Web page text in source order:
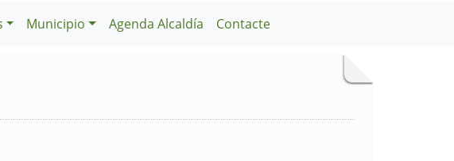
Municipio Agenda Alcaldía Contacte